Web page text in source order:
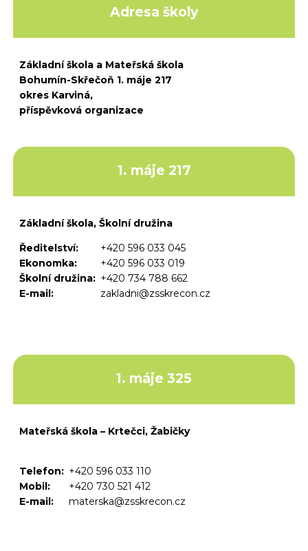
Adresa školy
Základní škola a Mateřská škola
Bohumín-Skřečoň 1. máje 217
okres Karviná,
příspěvková organizace
1. máje 217
Základní škola, Školní družina
Ředitelství:
+420 596 033 045
Ekonomka:
+420 596 033 019
Školní družina: +420 734 788 662
E-mail:
zakladni@zsskrecon.cz
1. máje 325
Mateřská škola – Krtečci, Žabičky
Telefon: +420 596 033 110
Mobil:
+420 730 521 412
E-mail:
materska@zsskrecon.cz